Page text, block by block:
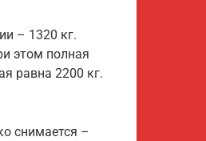
– 1320 кг.
этом полная
равна 2200 кг.
снимается –